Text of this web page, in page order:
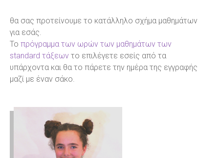
θα σας προτείνουμε το κατάλληλο σχήμα μαθημάτων
για εσάς.
Το πρόγραμμα των ωρών των μαθημάτων των
standard τάξεων το επιλέγετε εσείς από τα
υπάρχοντα και θα το πάρετε την ημέρα της εγγραφής
μαζί με έναν σάκο.